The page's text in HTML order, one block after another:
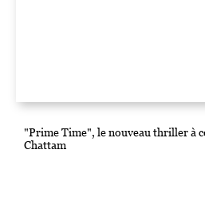
"Prime Time", le nouveau thriller à
Chattam